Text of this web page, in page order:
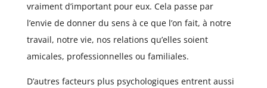
vraiment d’important pour eux. Cela passe par
l’envie de donner du sens à ce que l’on fait, à notre
travail, notre vie, nos relations qu’elles soient
amicales, professionnelles ou familiales.
D’autres facteurs plus psychologiques entrent aussi